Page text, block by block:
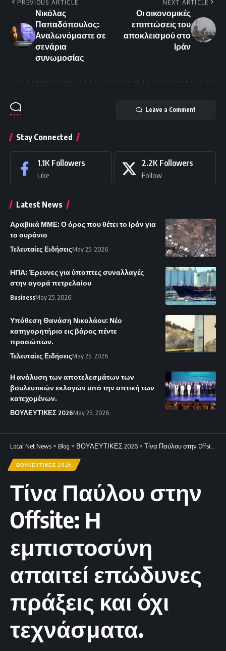
PREVIOUS ARTICLE
Νικόλας
Παπαδόπουλος:
Αναλωνόμαστε σε
σενάρια
συνωμοσίας
NEXT ARTICLE
Οι οικονομικές
επιπτώσεις του
αποκλεισμού στο
Ιράν
Leave a Comment
Stay Connected
1.1K Followers
Like
2.2K Followers
Follow
Latest News
Αραβικά ΜΜΕ: Ο όρος που θέτει το Ιράν για
το ουράνιο
Τελευταίες ΕιδήσειςMay 25, 2026
ΗΠΑ: Έρευνες για ύποπτες συναλλαγές
στην αγορά πετρελαίου
BusinessMay 25, 2026
Υπόθεση Θανάση Νικολάου: Νέο
κατηγορητήριο εις βάρος πέντε
προσώπων.
Τελευταίες ΕιδήσειςMay 25, 2026
Η ανάλυση των αποτελεσμάτων των
βουλευτικών εκλογών υπό την οπτική των
κατεχομένων.
ΒΟΥΛΕΥΤΙΚΕΣ 2026May 25, 2026
Local Net News > Blog > ΒΟΥΛΕΥΤΙΚΕΣ 2026 > Τίνα Παύλου στην Offsite: Η εμπιστοσύνη απαιτεί επώδυνες πράξεις και όχι τεχνάσματα.
ΒΟΥΛΕΥΤΙΚΕΣ 2026
Τίνα Παύλου στην
Offsite: Η
εμπιστοσύνη
απαιτεί επώδυνες
πράξεις και όχι
τεχνάσματα.